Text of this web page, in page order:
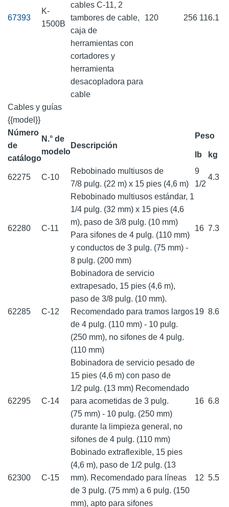
67393
K-
1500B
cables C-11, 2
tambores de cable,
caja de
herramientas con
cortadores y
herramienta
desacopladora para
cable
120 256 116.1
Cables y guías
{{model}}
Número
de
catálogo
N.° de
modelo
Descripción
Peso
lb kg
62275 C-10
Rebobinado multiusos de
7/8 pulg. (22 m) x 15 pies (4,6 m)
9
1/2
4.3
62280 C-11
Rebobinado multiusos estándar, 1
1/4 pulg. (32 mm) x 15 pies (4,6
m), paso de 3/8 pulg. (10 mm)
Para sifones de 4 pulg. (110 mm)
y conductos de 3 pulg. (75 mm) -
8 pulg. (200 mm)
16 7.3
62285 C-12
Bobinadora de servicio
extrapesado, 15 pies (4,6 m),
paso de 3/8 pulg. (10 mm).
Recomendado para tramos largos
de 4 pulg. (110 mm) - 10 pulg.
(250 mm), no sifones de 4 pulg.
(110 mm)
19 8.6
62295 C-14
Bobinadora de servicio pesado de
15 pies (4,6 m) con paso de
1/2 pulg. (13 mm) Recomendado
para acometidas de 3 pulg.
(75 mm) - 10 pulg. (250 mm)
durante la limpieza general, no
sifones de 4 pulg. (110 mm)
16 6.8
62300 C-15
Bobinado extraflexible, 15 pies
(4,6 m), paso de 1/2 pulg. (13
mm). Recomendado para líneas
de 3 pulg. (75 mm) a 6 pulg. (150
mm), apto para sifones
12 5.5